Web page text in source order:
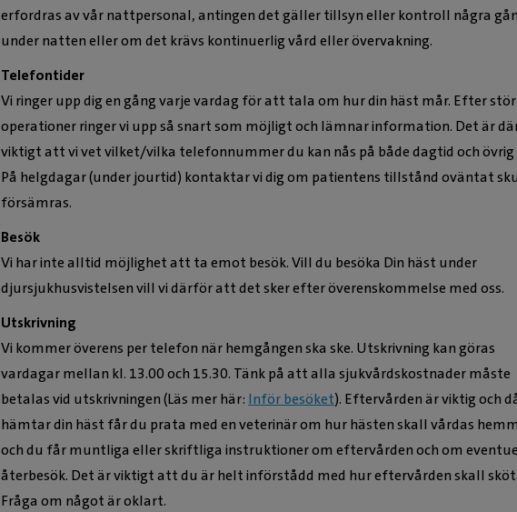
erfordras av vår nattpersonal, antingen det gäller tillsyn eller kontroll några
under natten eller om det krävs kontinuerlig vård eller övervakning.
Telefontider
Vi ringer upp dig en gång varje vardag för att tala om hur din häst mår. Efter
operationer ringer vi upp så snart som möjligt och lämnar information. Det är
viktigt att vi vet vilket/vilka telefonnummer du kan nås på både dagtid och övrig
På helgdagar (under jourtid) kontaktar vi dig om patientens tillstånd oväntat
försämras.
Besök
Vi har inte alltid möjlighet att ta emot besök. Vill du besöka Din häst under
djursjukhusvistelsen vill vi därför att det sker efter överenskommelse med oss.
Utskrivning
Vi kommer överens per telefon när hemgången ska ske. Utskrivning kan göras
vardagar mellan kl. 13.00 och 15.30. Tänk på att alla sjukvårdskostnader måste
betalas vid utskrivningen (Läs mer här: Inför besöket). Eftervården är viktig och
hämtar din häst får du prata med en veterinär om hur hästen skall vårdas
och du får muntliga eller skriftliga instruktioner om eftervården och om
återbesök. Det är viktigt att du är helt införstådd med hur eftervården skall
Fråga om något är oklart.